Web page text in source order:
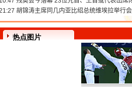
热点图片